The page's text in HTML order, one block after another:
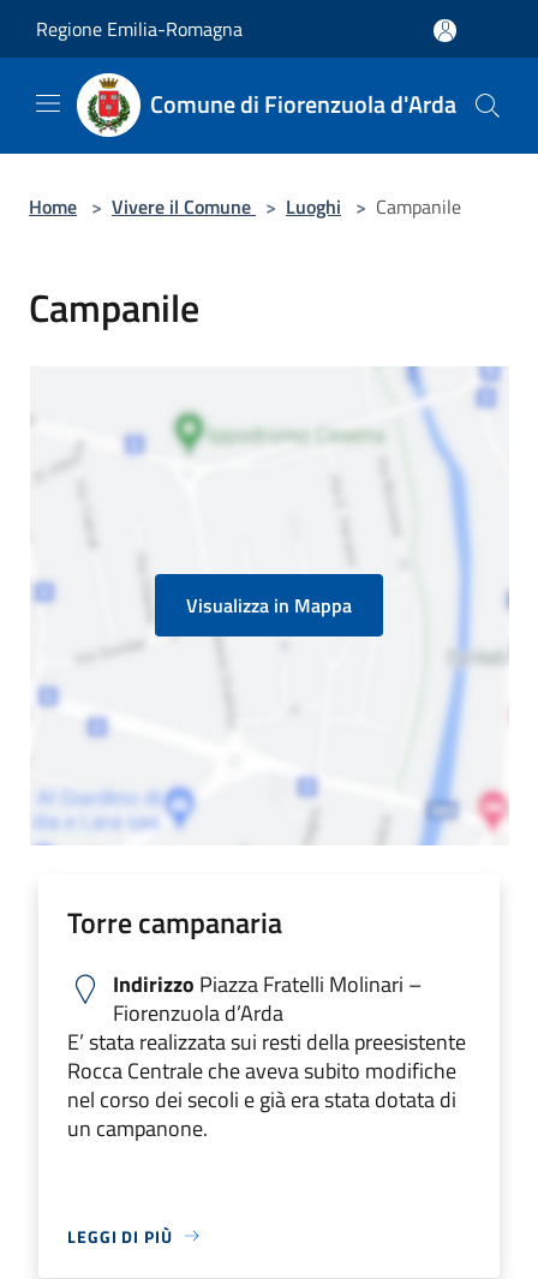
Regione Emilia-Romagna
Comune di Fiorenzuola d'Arda
Home > Vivere il Comune > Luoghi > Campanile
Campanile
Visualizza in Mappa
Torre campanaria
Indirizzo Piazza Fratelli Molinari –
Fiorenzuola d’Arda
E’ stata realizzata sui resti della preesistente
Rocca Centrale che aveva subito modifiche
nel corso dei secoli e già era stata dotata di
un campanone.
LEGGI DI PIÙ